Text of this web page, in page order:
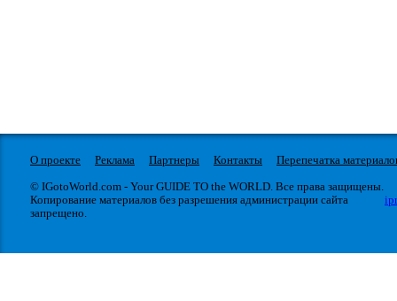
О проекте Реклама Партнеры Контакты
Перепечатка
© IGotoWorld.com - Your GUIDE TO the WORLD. Все права защищены.
Копирование материалов без разрешения администрации сайта
запрещено.